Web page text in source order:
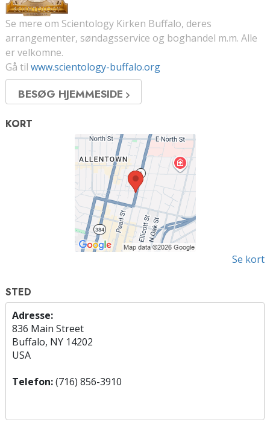
Se mere om Scientology Kirken Buffalo, deres
arrangementer, søndagsservice og boghandel m.m. Alle
er velkomne.
Gå til www.scientology-buffalo.org
BESØG HJEMMESIDE
KORT
Se kort
STED
Adresse:
836 Main Street
Buffalo, NY 14202
USA
Telefon:(716) 856-3910